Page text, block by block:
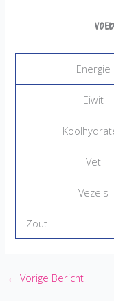
Energie
Eiwit
Vet
Vezels
Zout
← Vorige Bericht